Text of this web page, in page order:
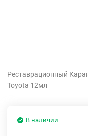
Реставрационный
Toyota 12мл
В наличии